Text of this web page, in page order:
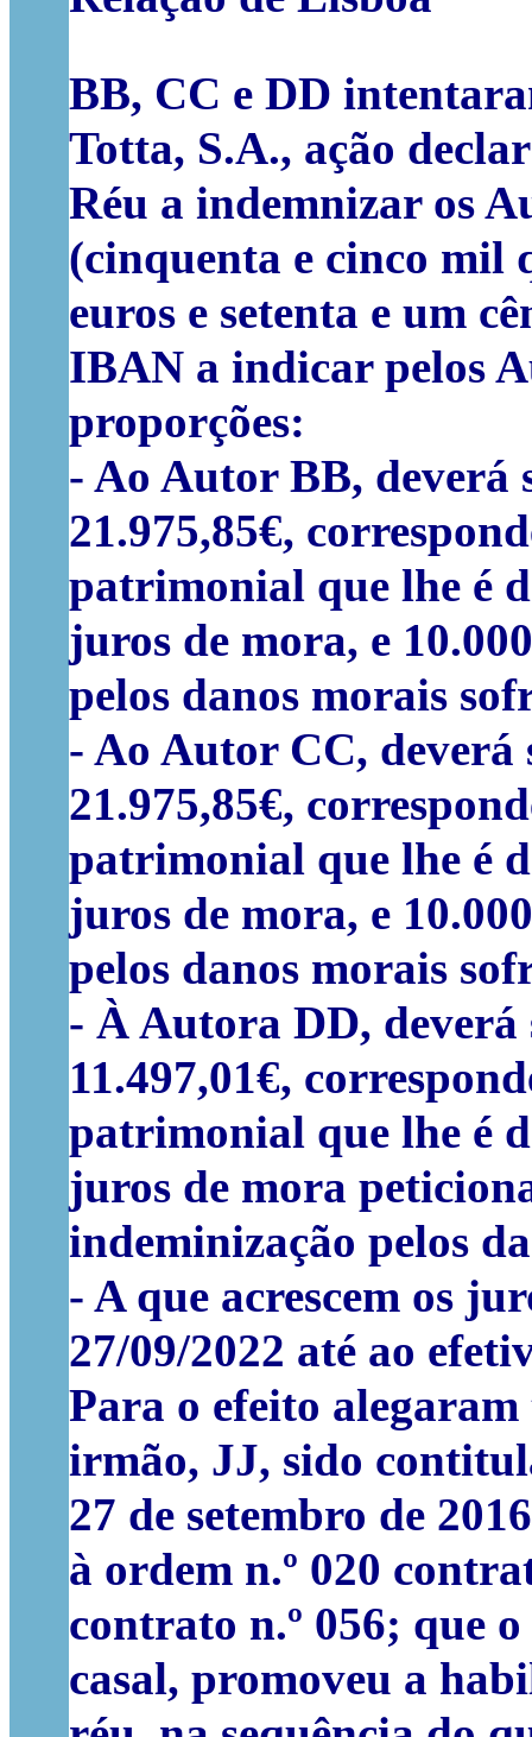
BB, CC e DD
Totta, S.A., ação
Réu a indemnizar os
(cinquenta e cinco mil
euros e setenta e um
IBAN a indicar pelos
proporções:
- Ao Autor BB, deverá
21.975,85€,
patrimonial que lhe é
juros de mora, e
pelos danos morais
- Ao Autor CC, deverá
21.975,85€,
patrimonial que lhe é
juros de mora, e
pelos danos morais
- À Autora DD,
11.497,01€,
patrimonial que lhe é
juros de mora
indeminização pelos
- A que acrescem os
27/09/2022 até ao
Para o efeito alegaram
irmão, JJ, sido
27 de setembro de
à ordem n.º 020
contrato n.º 056; que
casal, promoveu a